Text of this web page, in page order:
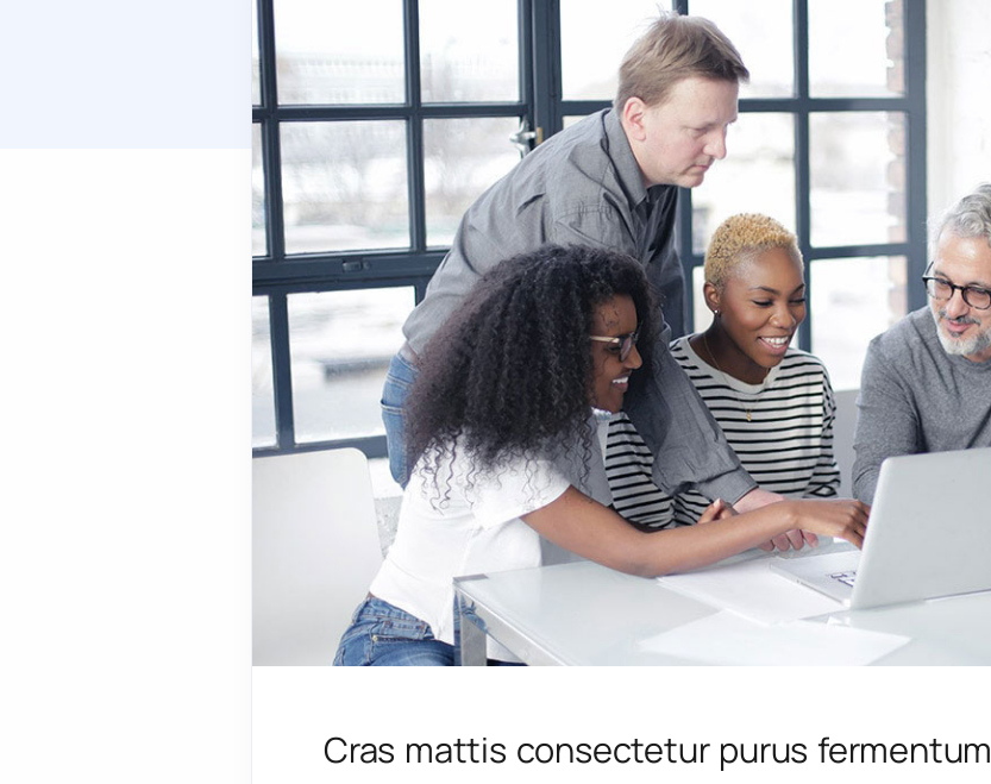
Cras mattis consectetur purus fermentum